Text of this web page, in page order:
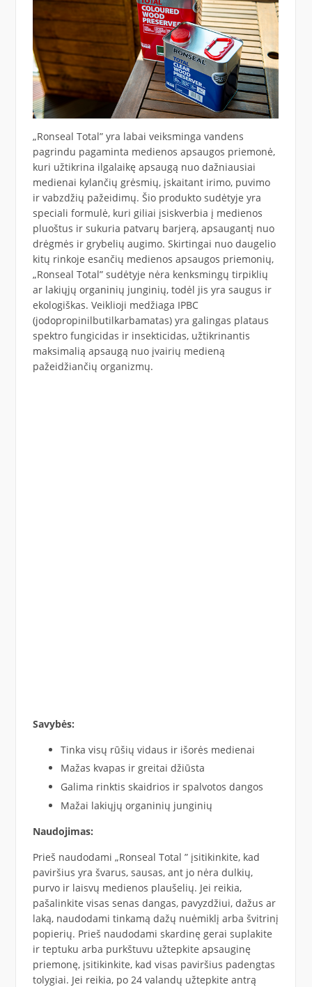
„Ronseal Total” yra labai veiksminga vandens
pagrindu pagaminta medienos apsaugos priemonė,
kuri užtikrina ilgalaikę apsaugą nuo dažniausiai
medienai kylančių grėsmių, įskaitant irimo, puvimo
ir vabzdžių pažeidimų. Šio produkto sudėtyje yra
speciali formulė, kuri giliai įsiskverbia į medienos
pluoštus ir sukuria patvarų barjerą, apsaugantį nuo
drėgmės ir grybelių augimo. Skirtingai nuo daugelio
kitų rinkoje esančių medienos apsaugos priemonių,
„Ronseal Total” sudėtyje nėra kenksmingų tirpiklių
ar lakiųjų organinių junginių, todėl jis yra saugus ir
ekologiškas. Veiklioji medžiaga IPBC
(jodopropinilbutilkarbamatas) yra galingas plataus
spektro fungicidas ir insekticidas, užtikrinantis
maksimalią apsaugą nuo įvairių medieną
pažeidžiančių organizmų.
Savybės:
Tinka visų rūšių vidaus ir išorės medienai
Mažas kvapas ir greitai džiūsta
Galima rinktis skaidrios ir spalvotos dangos
Mažai lakiųjų organinių junginių
Naudojimas:
Prieš naudodami „Ronseal Total ” įsitikinkite, kad
paviršius yra švarus, sausas, ant jo nėra dulkių,
purvo ir laisvų medienos plaušelių. Jei reikia,
pašalinkite visas senas dangas, pavyzdžiui, dažus ar
laką, naudodami tinkamą dažų nuėmiklį arba švitrinį
popierių. Prieš naudodami skardinę gerai suplakite
ir teptuku arba purkštuvu užtepkite apsauginę
priemonę, įsitikinkite, kad visas paviršius padengtas
tolygiai. Jei reikia, po 24 valandų užtepkite antrą